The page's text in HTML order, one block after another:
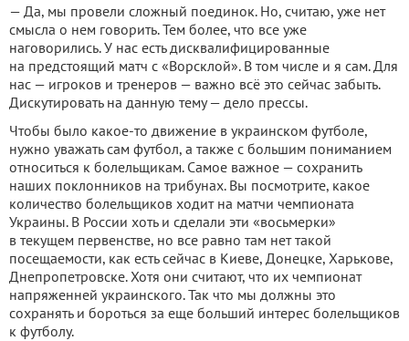
— Да, мы провели сложный поединок. Но, считаю, уже нет
смысла о нем говорить. Тем более, что все уже
наговорились. У нас есть дисквалифицированные
на предстоящий матч с «Ворсклой». В том числе и я сам. Для
нас — игроков и тренеров — важно всё это сейчас забыть.
Дискутировать на данную тему — дело прессы.
Чтобы было какое-то движение в украинском футболе,
нужно уважать сам футбол, а также с большим пониманием
относиться к болельщикам. Самое важное — сохранить
наших поклонников на трибунах. Вы посмотрите, какое
количество болельщиков ходит на матчи чемпионата
Украины. В России хоть и сделали эти «восьмерки»
в текущем первенстве, но все равно там нет такой
посещаемости, как есть сейчас в Киеве, Донецке, Харькове,
Днепропетровске. Хотя они считают, что их чемпионат
напряженней украинского. Так что мы должны это
сохранять и бороться за еще больший интерес болельщиков
к футболу.